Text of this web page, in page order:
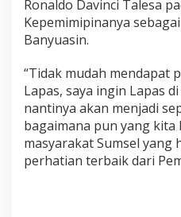
Ronaldo Davinci Talesa
Kepemimipinanya
Banyuasin.
“Tidak mudah mendapat
Lapas, saya ingin Lapas
nantinya akan menjadi
bagaimana pun yang kita
masyarakat Sumsel yang
perhatian terbaik dari